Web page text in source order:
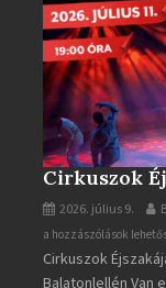
Cirkuszok
2026. július 9.
Cirkuszok
Éjszakája
2026
a hozzászólások
Cirkuszok